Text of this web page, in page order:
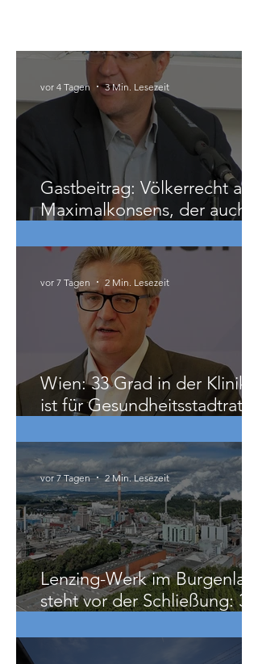
Österreich
Gastbeitrag: Völkerrecht als
Maximalkonsens, der auch
zu weit geht
3 Min. Lesezeit
Wien: 33 Grad in der Klinik
ist für Gesundheitsstadtrat
Hacker „ziemlich relativ“
vor 7 Tagen 2 Min. Lesezeit
Lenzing-Werk im Burgenland
vor 7 Tagen 2 Min. Lesezeit